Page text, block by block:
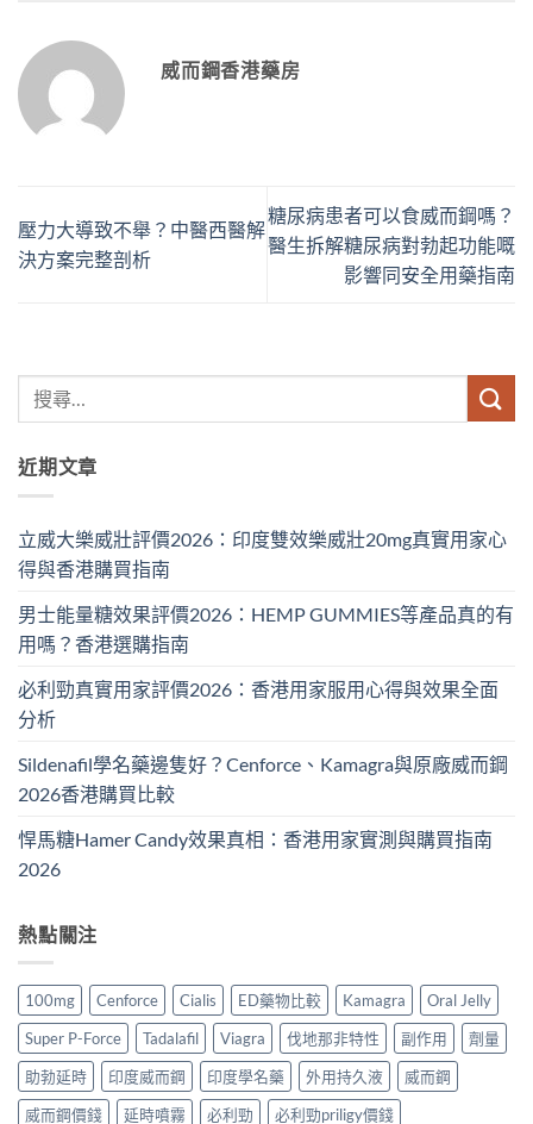
威而鋼香港藥房
壓力大導致不舉？中醫西醫解
決方案完整剖析
糖尿病患者可以食威而鋼嗎？
醫生拆解糖尿病對勃起功能嘅
影響同安全用藥指南
近期文章
立威大樂威壯評價2026：印度雙效樂威壯20mg真實用家心
得與香港購買指南
男士能量糖效果評價2026：HEMP GUMMIES等產品真的有
用嗎？香港選購指南
必利勁真實用家評價2026：香港用家服用心得與效果全面
分析
Sildenafil學名藥邊隻好？Cenforce、Kamagra與原廠威而鋼
2026香港購買比較
悍馬糖Hamer Candy效果真相：香港用家實測與購買指南
2026
熱點關注
100mg Cenforce Cialis ED藥物比較 Kamagra
Oral Jelly
Super P-Force
Tadalafil Viagra 伐地那非特性 副作用
劑量
助勃延時
印度威而鋼 印度學名藥 外用持久液
威而鋼
威而鋼價錢
延時噴霧 必利勁 必利勁priligy價錢